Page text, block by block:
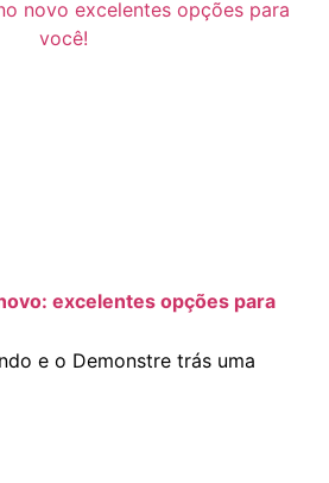
excelentes opções para
e o Demonstre trás uma